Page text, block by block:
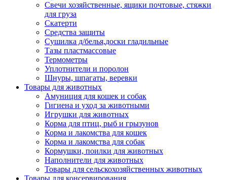
Свечи хозяйственные, ящики почтовые, стяжки
для груза
Скатерти
Средства защиты
Сушилка д/белья,доски гладильные
Тазы пластмассовые
Термометры
Уплотнители и поролон
Шнуры, шпагаты, веревки
Товары для животных
Амуниция для кошек и собак
Гигиена и уход за животными
Игрушки для животных
Корма для птиц, рыб и грызунов
Корма и лакомства для кошек
Корма и лакомства для собак
Кормушки, поилки для животных
Наполнители для животных
Товары для сельскохозяйственных животных